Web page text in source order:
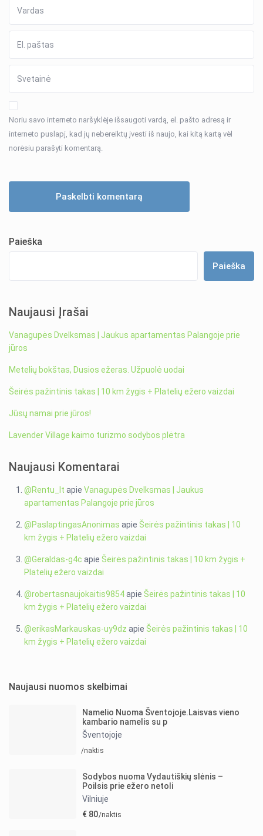
Noriu savo interneto naršyklėje išsaugoti vardą, el. pašto adresą ir
interneto puslapį, kad jų nebereiktų įvesti iš naujo, kai kitą kartą vėl
norėsiu parašyti komentarą.
Paieška
Paieška
Naujausi Įrašai
Vanagupės Dvelksmas | Jaukus apartamentas Palangoje prie
jūros
Metelių bokštas, Dusios ežeras. Užpuolė uodai
Šeirės pažintinis takas | 10 km žygis + Platelių ežero vaizdai
Jūsų namai prie jūros!
Lavender Village kaimo turizmo sodybos plėtra
Naujausi Komentarai
@Rentu_lt apieVanagupės Dvelksmas | Jaukus
apartamentas Palangoje prie jūros
@PaslaptingasAnonimas apie Šeirės pažintinis takas | 10
km žygis + Platelių ežero vaizdai
@Geraldas-g4c apie Šeirės pažintinis takas | 10 km žygis +
Platelių ežero vaizdai
@robertasnaujokaitis9854apie Šeirės pažintinis takas | 10
km žygis + Platelių ežero vaizdai
@erikasMarkauskas-uy9dz apie Šeirės pažintinis takas | 10
km žygis + Platelių ežero vaizdai
Naujausi nuomos skelbimai
Namelio Nuoma Šventojoje.Laisvas vieno
kambario namelis su p
Šventojoje
/naktis
Sodybos nuoma Vydautiškių slėnis –
Poilsis prie ežero netoli
Vilniuje
€ 80/naktis